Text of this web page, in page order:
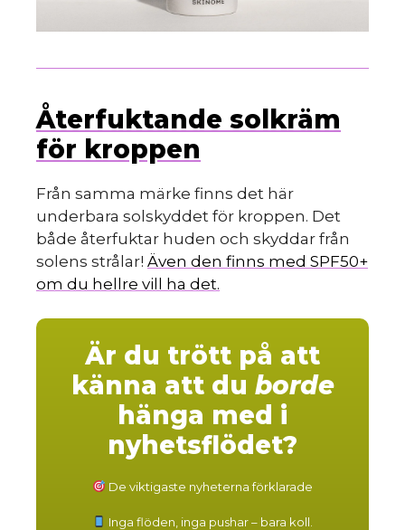
Återfuktande solkräm
för kroppen
Från samma märke finns det här
underbara solskyddet för kroppen. Det
både återfuktar huden och skyddar från
solens strålar! Även den finns med SPF50+
om du hellre vill ha det.
Är du trött på att
känna att du borde
hänga med i
nyhetsflödet?
De viktigaste nyheterna förklarade
Inga flöden, inga pushar – bara koll.